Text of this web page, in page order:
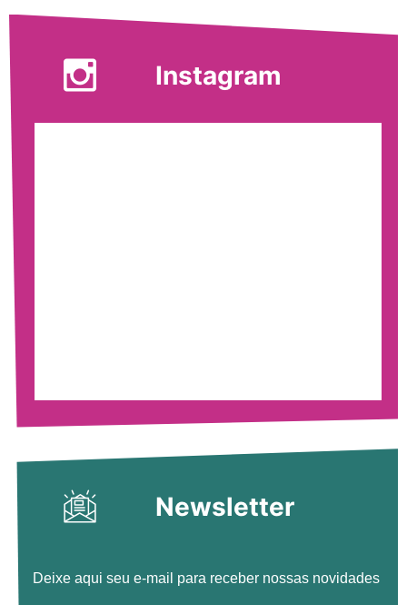
Instagram
Newsletter
Deixe aqui seu e-mail para receber nossas novidades